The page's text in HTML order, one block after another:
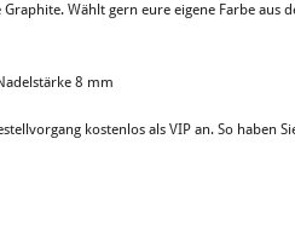
Wählt gern eure eigene Farbe aus
8 mm
kostenlos als VIP an. So haben